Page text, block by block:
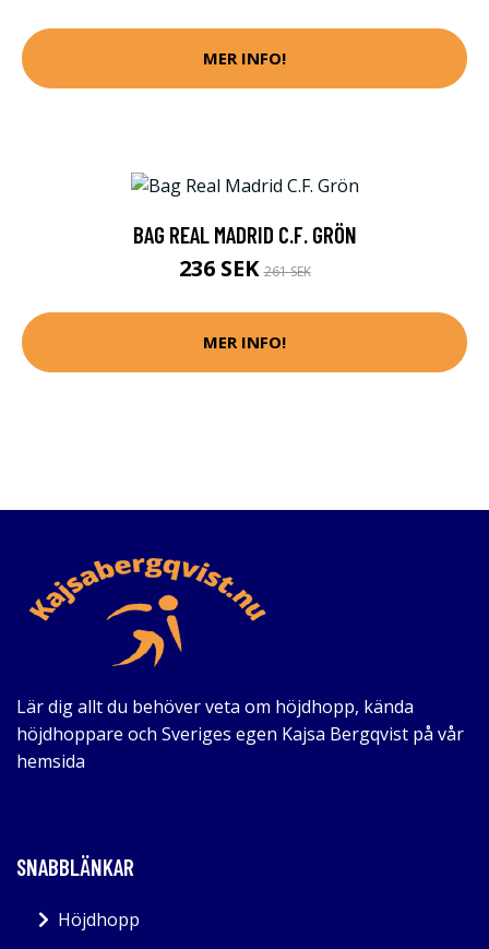
MER INFO!
BAG REAL MADRID C.F. GRÖN
236 SEK261 SEK
MER INFO!
Lär dig allt du behöver veta om höjdhopp, kända
höjdhoppare och Sveriges egen Kajsa Bergqvist på vår
hemsida
SNABBLÄNKAR
Höjdhopp